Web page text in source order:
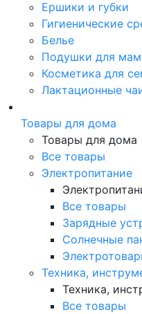
Ершики и губки
Гигиенические
Белье
Подушки для мам
Косметика для
Лактационные
Товары для дома
Товары для дома
Все товары
Электропитание
Все товары
Зарядные
Солнечные
Техника,
Техника,
Все товары